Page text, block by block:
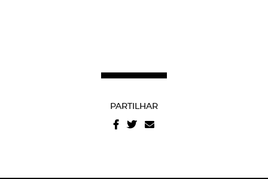
PARTILHAR
Autorizo o envio de emails e concordo com os